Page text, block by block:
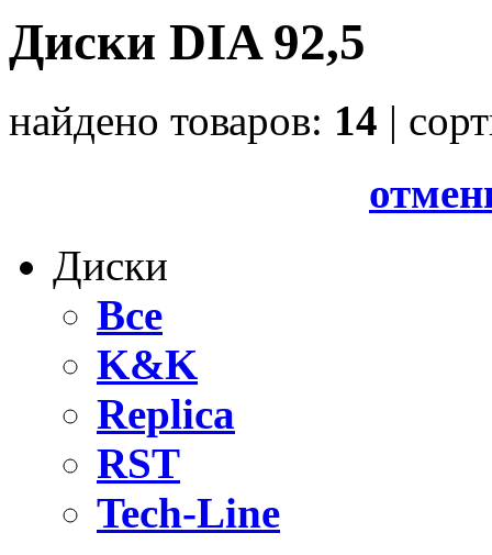
Диски DIA 92,5
найдено товаров: 14 |
Диски
Все
K&K
Replica
RST
Tech-Line